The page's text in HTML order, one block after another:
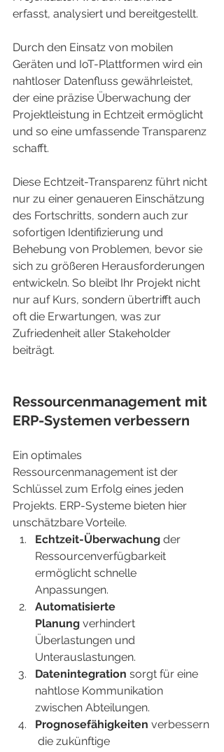
erfasst, analysiert und bereitgestellt.
Durch den Einsatz von mobilen
Geräten und IoT-Plattformen wird ein
nahtloser Datenfluss gewährleistet,
der eine präzise Überwachung der
Projektleistung in Echtzeit ermöglicht
und so eine umfassende Transparenz
schafft.
Diese Echtzeit-Transparenz führt nicht
nur zu einer genaueren Einschätzung
des Fortschritts, sondern auch zur
sofortigen Identifizierung und
Behebung von Problemen, bevor sie
sich zu größeren Herausforderungen
entwickeln. So bleibt Ihr Projekt nicht
nur auf Kurs, sondern übertrifft auch
oft die Erwartungen, was zur
Zufriedenheit aller Stakeholder
beiträgt.
Ressourcenmanagement mit
ERP-Systemen verbessern
Ein optimales
Ressourcenmanagement ist der
Schlüssel zum Erfolg eines jeden
Projekts. ERP-Systeme bieten hier
unschätzbare Vorteile.
Echtzeit-Überwachung der
Ressourcenverfügbarkeit
ermöglicht schnelle
Anpassungen.
Automatisierte
Planung verhindert
Überlastungen und
Unterauslastungen.
Datenintegration sorgt für eine
nahtlose Kommunikation
zwischen Abteilungen.
Prognosefähigkeiten verbessern
die zukünftige